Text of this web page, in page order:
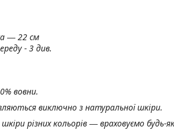
― 22 см
- 3 див.
вовни.
виключно з натуральної шкіри.
різних кольорів ― враховуємо будь-